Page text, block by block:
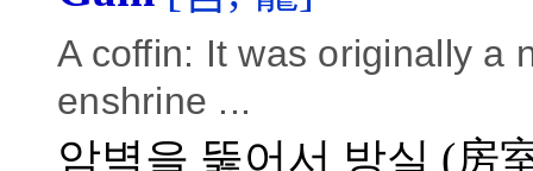
A coffin: It was originally a
enshrine ...
암벽을 뚫어서 방실 (房